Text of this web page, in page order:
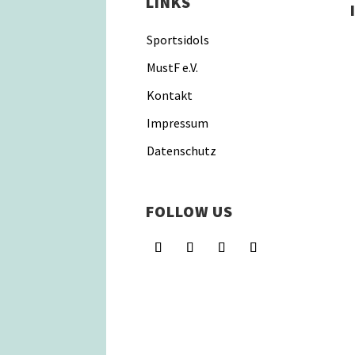
Sportsidols
MustF e.V.
Kontakt
Impressum
Datenschutz
FOLLOW US